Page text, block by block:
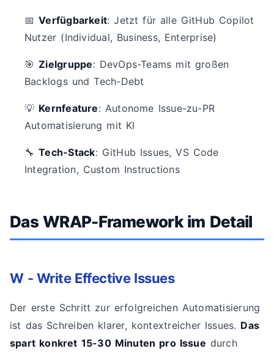
📅Verfügbarkeit: Jetzt für alle GitHub Copilot
Nutzer (Individual, Business, Enterprise)
🎯Zielgruppe: DevOps-Teams mit großen
Backlogs und Tech-Debt
💡 Kernfeature: Autonome Issue-zu-PR
Automatisierung mit KI
🔧Tech-Stack: GitHub Issues, VS Code
Integration, Custom Instructions
Das WRAP-Framework im Detail
W - Write Effective Issues
Der erste Schritt zur erfolgreichen Automatisierung
ist das Schreiben klarer, kontextreicher Issues. Das
spart konkret 15-30 Minuten pro Issue durch